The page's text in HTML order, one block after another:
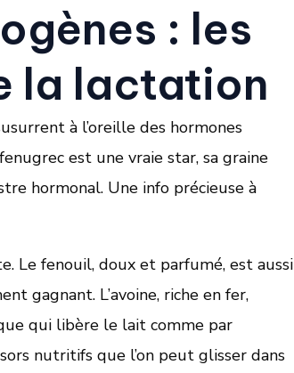
: les
la lactation
à l’oreille des hormones
est une vraie star, sa graine
hormonal. Une info précieuse à
Le fenouil, doux et parfumé, est aussi
gagnant. L’avoine, riche en fer,
qui libère le lait comme par
nutritifs que l’on peut glisser dans